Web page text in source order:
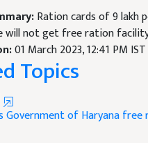
Ration cards of 9 lakh
will not get free ration
01 March 2023, 12:41 PM IST
Topics
Government of Haryanafree